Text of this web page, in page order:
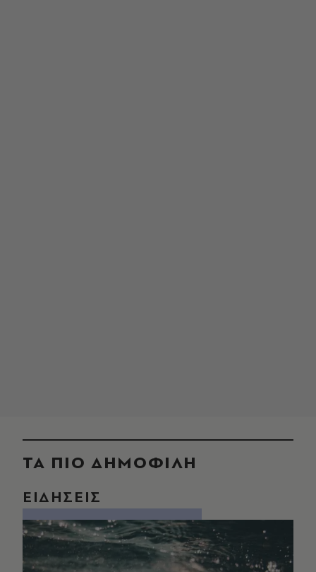
ΤΑ ΠΙΟ ΔΗΜΟΦΙΛΗ
ΕΙΔΗΣΕΙΣ